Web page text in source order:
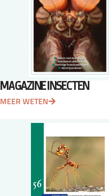
MAGAZINE INSECTEN
MEER WETEN